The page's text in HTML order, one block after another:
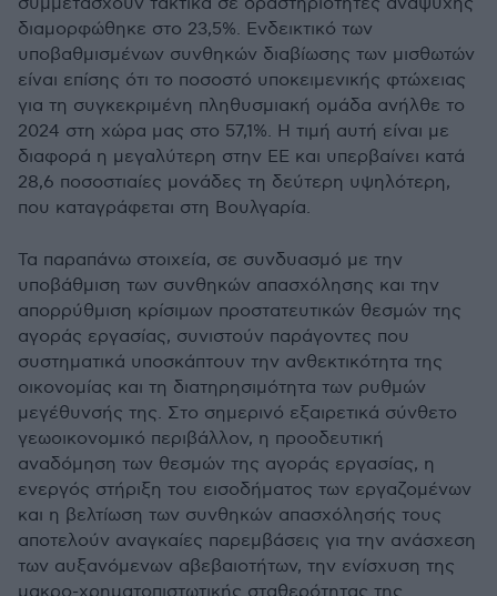
διαμορφώθηκε στο 23,5%. Ενδεικτικό των
υποβαθμισμένων συνθηκών διαβίωσης των μισθωτών
είναι επίσης ότι το ποσοστό υποκειμενικής φτώχειας
για τη συγκεκριμένη πληθυσμιακή ομάδα ανήλθε το
2024 στη χώρα μας στο 57,1%. Η τιμή αυτή είναι με
διαφορά η μεγαλύτερη στην ΕΕ και υπερβαίνει κατά
28,6 ποσοστιαίες μονάδες τη δεύτερη υψηλότερη,
που καταγράφεται στη Βουλγαρία.
Τα παραπάνω στοιχεία, σε συνδυασμό με την
υποβάθμιση των συνθηκών απασχόλησης και την
απορρύθμιση κρίσιμων προστατευτικών θεσμών της
αγοράς εργασίας, συνιστούν παράγοντες που
συστηματικά υποσκάπτουν την ανθεκτικότητα της
οικονομίας και τη διατηρησιμότητα των ρυθμών
μεγέθυνσής της. Στο σημερινό εξαιρετικά σύνθετο
γεωοικονομικό περιβάλλον, η προοδευτική
αναδόμηση των θεσμών της αγοράς εργασίας, η
ενεργός στήριξη του εισοδήματος των εργαζομένων
και η βελτίωση των συνθηκών απασχόλησής τους
αποτελούν αναγκαίες παρεμβάσεις για την ανάσχεση
των αυξανόμενων αβεβαιοτήτων, την ενίσχυση της